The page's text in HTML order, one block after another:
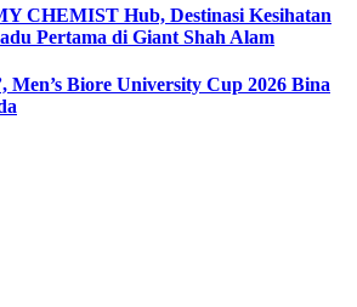
CHEMIST Hub, Destinasi Kesihatan
Pertama di Giant Shah Alam
Men’s Biore University Cup 2026 Bina